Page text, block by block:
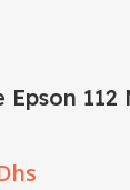
Epson 112